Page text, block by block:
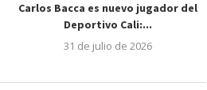
Carlos Bacca es nuevo jugador del
Deportivo Cali:...
31 de julio de 2026